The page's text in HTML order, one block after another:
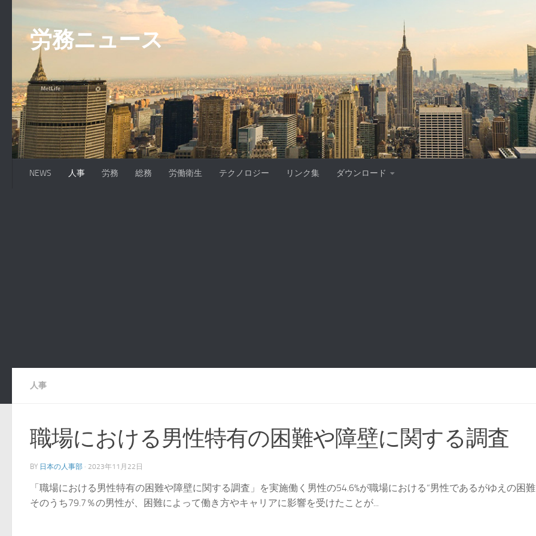
労務ニュース
NEWS 人事 労務 総務 労働衛生 テクノロジー リンク集 ダウンロード
人事
職場における男性特有の困難や障壁に関する調査
BY 日本の人事部 · 2023年11月22日
「職場における男性特有の困難や障壁に関する調査」を実施働く男性の54.6%が職場における“男性であるがゆえの困
そのうち79.7％の男性が、困難によって働き方やキャリアに影響を受けたことが...